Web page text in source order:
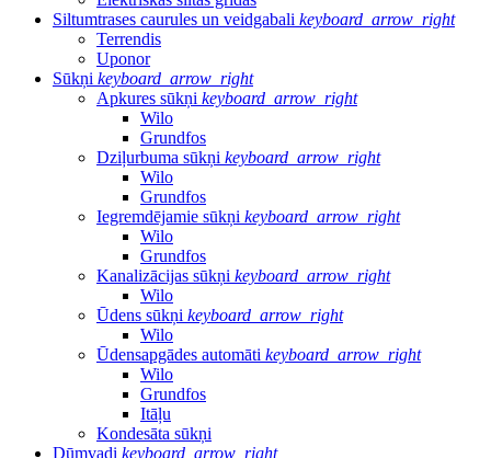
Siltumtrases caurules un veidgabali keyboard_arrow_right
Terrendis
Uponor
Sūkņi keyboard_arrow_right
Apkures sūkņi keyboard_arrow_right
Wilo
Grundfos
Dziļurbuma sūkņi keyboard_arrow_right
Wilo
Grundfos
Iegremdējamie sūkņi keyboard_arrow_right
Wilo
Grundfos
Kanalizācijas sūkņi keyboard_arrow_right
Wilo
Ūdens sūkņi keyboard_arrow_right
Wilo
Ūdensapgādes automāti keyboard_arrow_right
Wilo
Grundfos
Itāļu
Kondesāta sūkņi
Dūmvadi keyboard_arrow_right